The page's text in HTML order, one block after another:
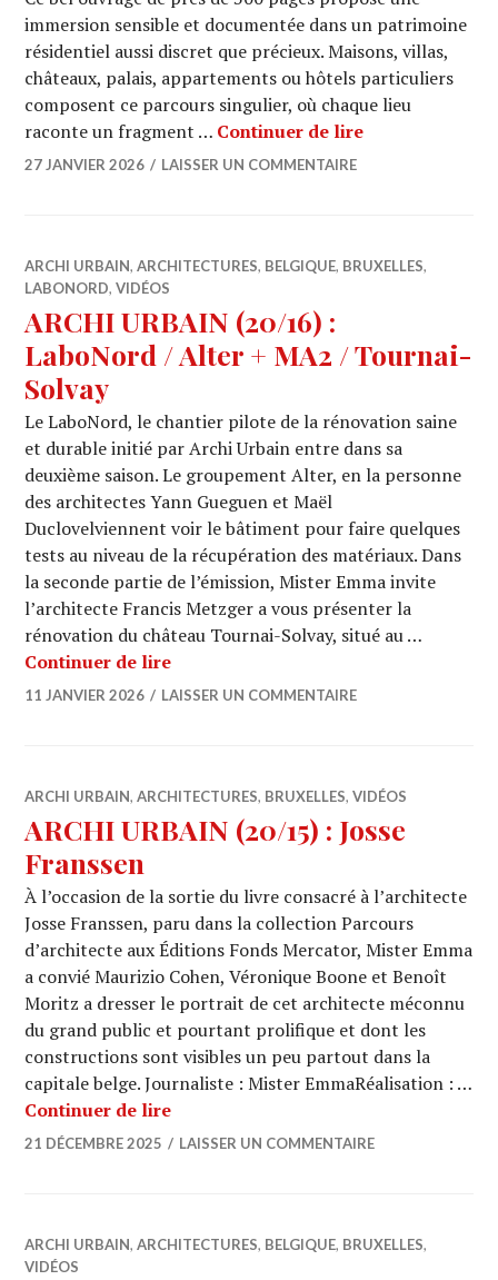
immersion sensible et documentée dans un patrimoine
résidentiel aussi discret que précieux. Maisons, villas,
châteaux, palais, appartements ou hôtels particuliers
composent ce parcours singulier, où chaque lieu
raconte un fragment … Continuer de lire« Entre murs
27 JANVIER 2026 LAISSER UN COMMENTAIRE
ARCHI URBAIN,ARCHITECTURES, BELGIQUE, BRUXELLES,
LABONORD,VIDÉOS
ARCHI URBAIN (20/16) :
LaboNord / Alter + MA2 / Tournai-
Solvay
Le LaboNord, le chantier pilote de la rénovation saine
et durable initié par Archi Urbain entre dans sa
deuxième saison. Le groupement Alter, en la personne
des architectes Yann Gueguen et Maël
Duclovelviennent voir le bâtiment pour faire quelques
tests au niveau de la récupération des matériaux. Dans
la seconde partie de l’émission, Mister Emma invite
l’architecte Francis Metzger a vous présenter la
rénovation du château Tournai-Solvay, situé au …
Continuer de lireARCHI URBAIN (20/16) : LaboNord /
11 JANVIER 2026 LAISSER UN COMMENTAIRE
ARCHI URBAIN,ARCHITECTURES, BRUXELLES,VIDÉOS
ARCHI URBAIN (20/15) : Josse
Franssen
À l’occasion de la sortie du livre consacré à l’architecte
Josse Franssen, paru dans la collection Parcours
d’architecte aux Éditions Fonds Mercator, Mister Emma
a convié Maurizio Cohen, Véronique Boone et Benoît
Moritz a dresser le portrait de cet architecte méconnu
du grand public et pourtant prolifique et dont les
constructions sont visibles un peu partout dans la
capitale belge. Journaliste : Mister EmmaRéalisation : …
Continuer de lireARCHI URBAIN (20/15) : Josse
21 DÉCEMBRE 2025 LAISSER UN COMMENTAIRE
ARCHI URBAIN,ARCHITECTURES, BELGIQUE, BRUXELLES,
VIDÉOS